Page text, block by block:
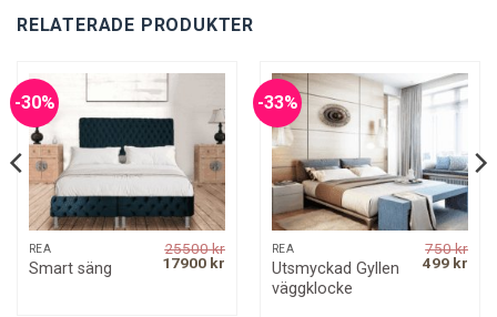
RELATERADE PRODUKTER
-30%
REA
Smart säng
25500kr
Original
17900 kr Current
-33%
REA
Utsmyckad Gyllen
väggklocke
750kr
Original
499 kr